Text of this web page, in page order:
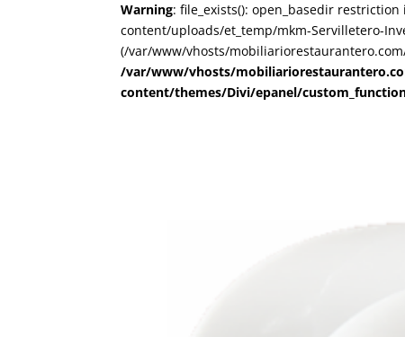
Warning: file_exists(): open_basedir
content/uploads/et_temp/mkm-Servilletero-
(/var/www/vhosts/
/var/www/vhosts/
content/themes/Divi/epanel/